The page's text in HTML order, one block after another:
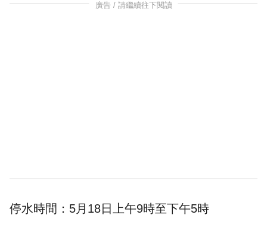
廣告 / 請繼續往下閱讀
停水時間：5月18日上午9時至下午5時